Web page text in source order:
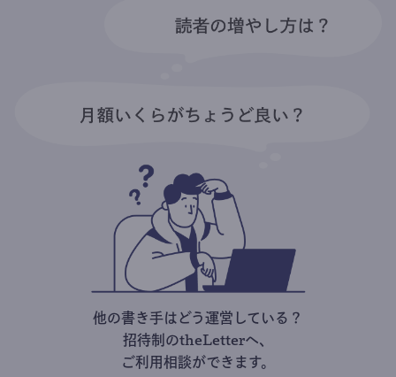
他の書き手はどう運営している？
招待制のtheLetterへ、
ご利用相談ができます。